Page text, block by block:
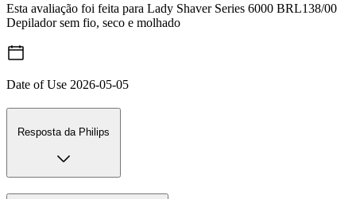
Esta avaliação foi feita para Lady Shaver Series 6000 BRL138/00
Depilador sem fio, seco e molhado
Date of Use 2026-05-05
Resposta da Philips